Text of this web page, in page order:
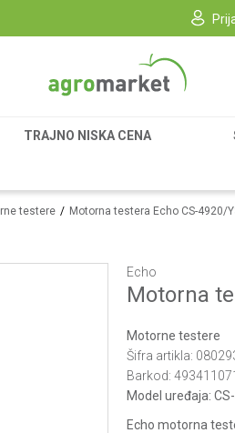
TRAJNO NISKA CENA
testere Motorna testera Echo CS-4920/
Echo
Motorna
Motorne testere
Šifra artikla:
Barkod:
Model uređaja:
Echo motorna